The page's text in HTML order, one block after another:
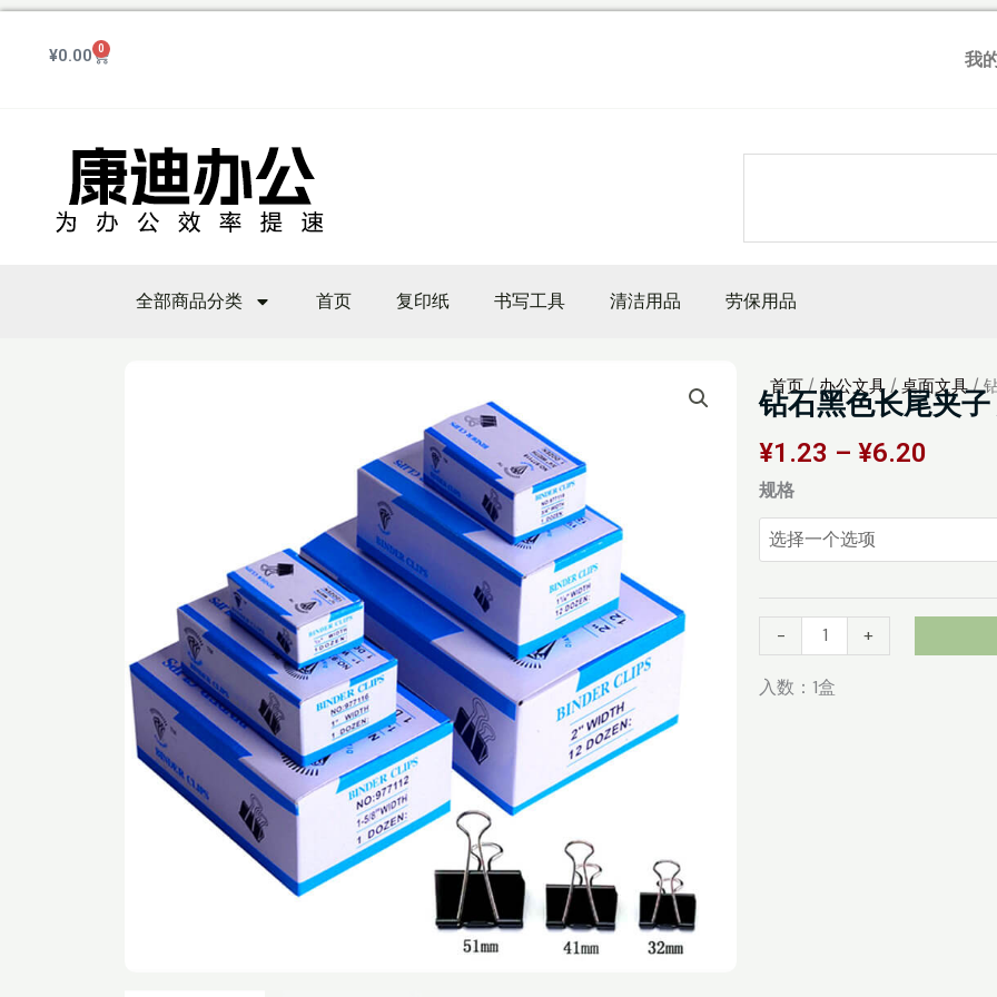
跳
¥0.00 0
Cart 我
全部商品分类 首页 复印纸 书写工具 清洁用品 劳保用品
首页/办公文具 /桌面文具/
钻石黑色长尾夹
¥1.23 – ¥6.20
范
¥1.23
至
¥6.20
规格
-
钻
石
黑
长
夹
子
+
入数：1盒